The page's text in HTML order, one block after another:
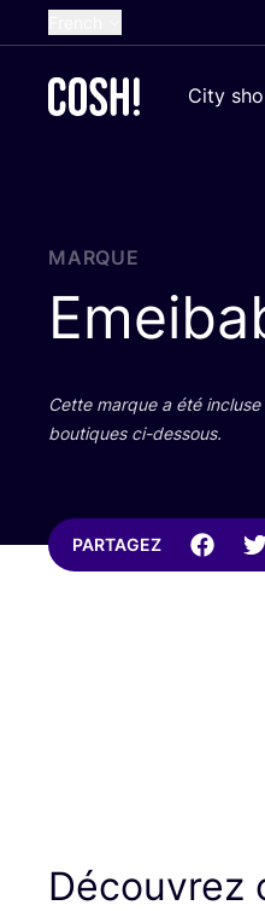
Dutch
Croatian
City
MARQUE
Cette marque a été
bou­tiques ci-dessous.
PARTAGEZ
Découvrez